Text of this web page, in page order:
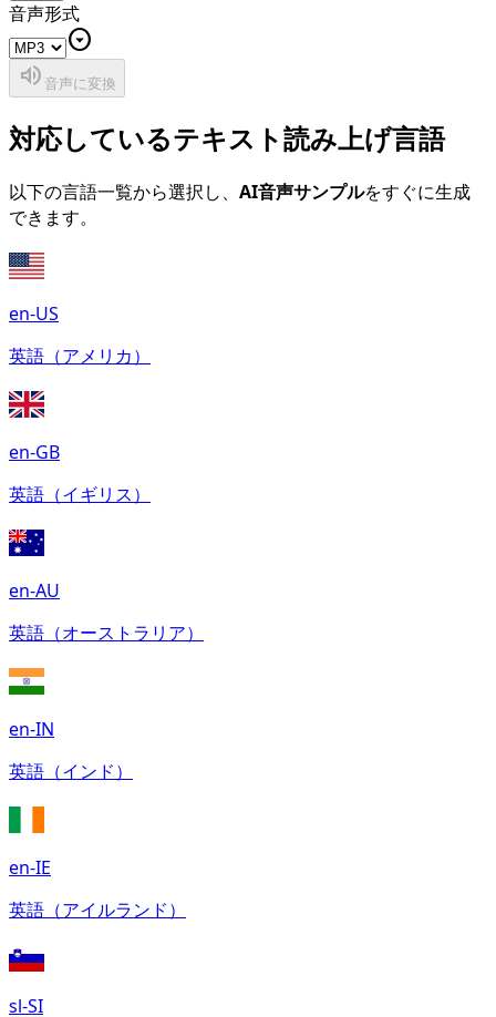
音声形式
arrow_drop_down_circle
volume_up 音声に変換
対応しているテキスト読み上げ言語
以下の言語一覧から選択し、 AI音声サンプルをすぐに生成
できます。
en-US
英語（アメリカ）
en-GB
英語（イギリス）
en-AU
英語（オーストラリア）
en-IN
英語（インド）
en-IE
英語（アイルランド）
sl-SI